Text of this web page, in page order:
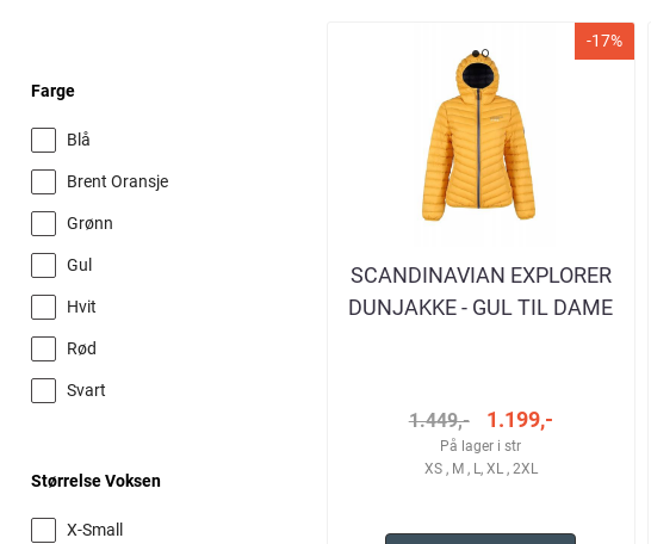
Farge
Blå
Brent Oransje
Grønn
Gul
Hvit
Rød
Svart
Størrelse Voksen
X-Small
-17%
SCANDINAVIAN EXPLORER
DUNJAKKE - GUL TIL DAME
1.449,- 1.199,-
På lager i str
XS , M , L, XL , 2XL